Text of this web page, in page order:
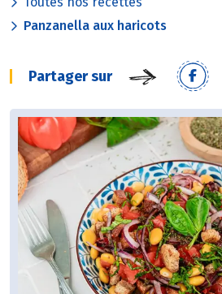
Panzanella aux haricots
Partager sur